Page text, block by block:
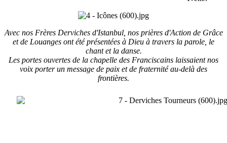
Avec nos Frères Derviches d'Istanbul, nos prières d'Action de Grâce
et de Louanges ont été présentées à Dieu à travers la parole, le
chant et la danse.
Les portes ouvertes de la chapelle des Franciscains laissaient nos
voix porter un message de paix et de fraternité au-delà des
frontières.